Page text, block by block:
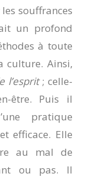
souffrances
un profond
à toute
culture. Ainsi,
l’esprit; celle-
être. Puis il
pratique
efficace. Elle
au mal de
ou pas. Il